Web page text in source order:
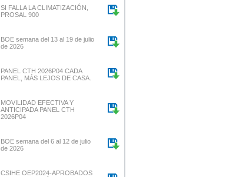
SI FALLA LA CLIMATIZACIÓN,
PROSAL 900
BOE semana del 13 al 19 de julio
de 2026
PANEL CTH 2026P04 CADA
PANEL, MÁS LEJOS DE CASA.
MOVILIDAD EFECTIVA Y
ANTICIPADA PANEL CTH
2026P04
BOE semana del 6 al 12 de julio
de 2026
CSIHE OEP2024-APROBADOS